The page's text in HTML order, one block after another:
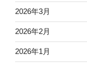
2026年3月
2026年2月
2026年1月